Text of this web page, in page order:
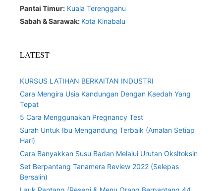
Pantai Timur: Kuala Terengganu
Sabah & Sarawak: Kota Kinabalu
LATEST
KURSUS LATIHAN BERKAITAN INDUSTRI
Cara Mengira Usia Kandungan Dengan Kaedah Yang
Tepat
5 Cara Menggunakan Pregnancy Test
Surah Untuk Ibu Mengandung Terbaik (Amalan Setiap
Hari)
Cara Banyakkan Susu Badan Melalui Urutan Oksitoksin
Set Berpantang Tanamera Review 2022 (Selepas
Bersalin)